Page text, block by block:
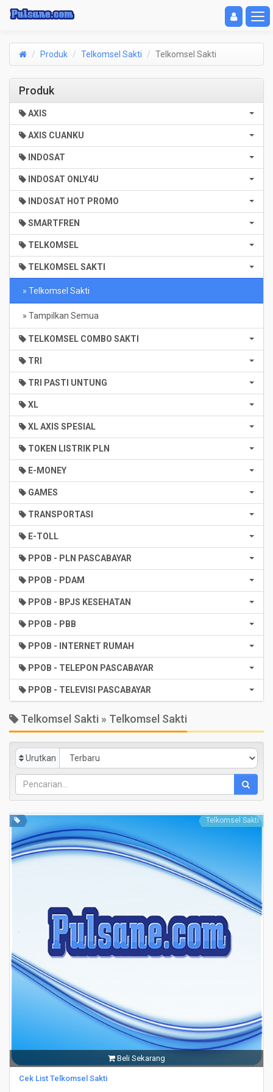
Toggle
Produk Telkomsel Sakti Telkomsel Sakti
Produk
AXIS
AXIS CUANKU
INDOSAT
INDOSAT ONLY4U
INDOSAT HOT PROMO
SMARTFREN
TELKOMSEL
TELKOMSEL SAKTI
» Telkomsel Sakti
» Tampilkan Semua
TELKOMSEL COMBO SAKTI
TRI
TRI PASTI UNTUNG
XL
XL AXIS SPESIAL
TOKEN LISTRIK PLN
E-MONEY
GAMES
TRANSPORTASI
E-TOLL
PPOB - PLN PASCABAYAR
PPOB - PDAM
PPOB - BPJS KESEHATAN
PPOB - PBB
PPOB - INTERNET RUMAH
PPOB - TELEPON PASCABAYAR
PPOB - TELEVISI PASCABAYAR
Telkomsel Sakti » Telkomsel Sakti
Urutkan
Telkomsel Sakti
Beli Sekarang
Cek List Telkomsel Sakti